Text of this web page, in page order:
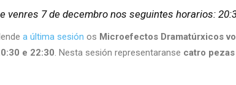
venres 7 de decembro nos seguintes horarios:
a última sesión os Microefectos Dramatúrxicos
e 22:30. Nesta sesión representaranse catro